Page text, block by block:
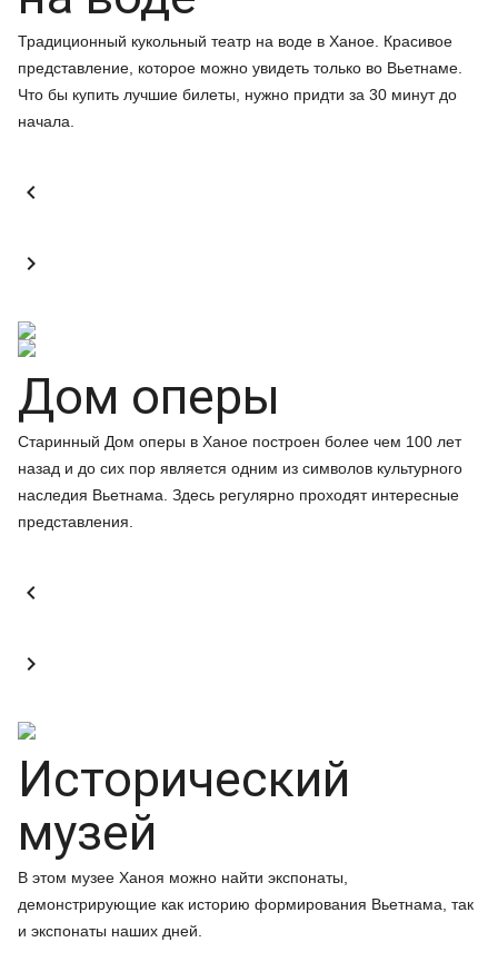
Традиционный кукольный театр на воде в Ханое. Красивое
представление, которое можно увидеть только во Вьетнаме.
Что бы купить лучшие билеты, нужно придти за 30 минут до
начала.


Дом оперы
Старинный Дом оперы в Ханое построен более чем 100 лет
назад и до сих пор является одним из символов культурного
наследия Вьетнама. Здесь регулярно проходят интересные
представления.


Исторический
музей
В этом музее Ханоя можно найти экспонаты,
демонстрирующие как историю формирования Вьетнама, так
и экспонаты наших дней.